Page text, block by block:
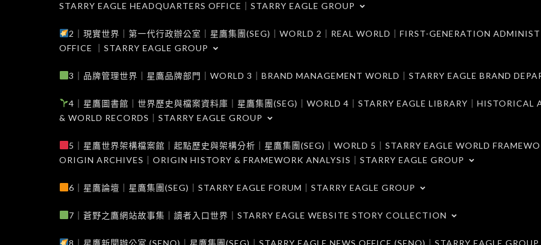
STARRY EAGLE HEADQUARTERS OFFICE｜STARRY EAGLE GROUP
2｜現實世界｜第一代行政辦公室｜星鷹集團(SEG)｜WORLD 2｜REAL WORLD｜FIRST-GENERATION
OFFICE ｜STARRY EAGLE GROUP
3｜品牌管理世界｜星鷹品牌部門｜WORLD 3｜BRAND MANAGEMENT WORLD｜STARRY EAGLE BRAND
4｜星鷹圖書館｜世界歷史與檔案資料庫｜星鷹集團(SEG)｜WORLD 4｜STARRY EAGLE LIBRARY｜HISTORICAL
& WORLD RECORDS｜STARRY EAGLE GROUP
5｜星鷹世界架構檔案館｜起點歷史與架構分析｜星鷹集團(SEG)｜WORLD 5｜STARRY EAGLE WORLD
ORIGIN ARCHIVES｜ORIGIN HISTORY & FRAMEWORK ANALYSIS｜STARRY EAGLE GROUP
6｜星鷹論壇｜星鷹集團(SEG)｜STARRY EAGLE FORUM｜STARRY EAGLE GROUP
7｜蒼野之鷹網站故事集｜讀者入口世界｜STARRY EAGLE WEBSITE STORY COLLECTION
8｜星鷹新聞辦公室 (SENO)｜星鷹集團(SEG)｜STARRY EAGLE NEWS OFFICE (SENO)｜STARRY EAGLE GROUP